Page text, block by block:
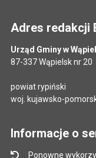
Adres redakcji
Urząd Gminy w
87-337 Wąpielsk nr 20
powiat rypiński
woj. kujawsko-
Informacje o
Ponowne